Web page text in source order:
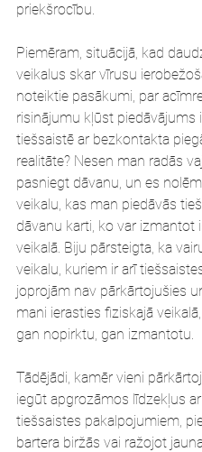
priekšrocību.
Piemēram, situācijā, kad
veikalus skar vīrusu
noteiktie pasākumi, par
risinājumu kļūst piedāvājums
tiešsaistē ar bezkontakta
realitāte? Nesen man radās
pasniegt dāvanu, un es
veikalu, kas man piedāvās
dāvanu karti, ko var izmantot
veikalā. Biju pārsteigta, ka
veikalu, kuriem ir arī
joprojām nav pārkārtojušies
mani ierasties fiziskajā
gan nopirktu, gan izmantotu.
Tādējādi, kamēr vieni
iegūt apgrozāmos līdzekļus ar
tiešsaistes pakalpojumiem,
bartera biržās vai ražojot